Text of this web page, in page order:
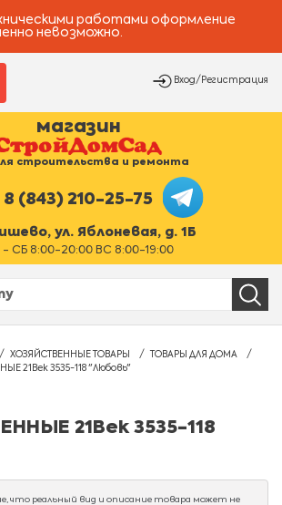
работами оформление
невозможно.
Вход/Регистрация
магазин
строительства и ремонта
8 (843) 210-25-75
ул. Яблоневая, д. 1Б
- СБ 8:00-20:00 ВС 8:00-19:00
ХОЗЯЙСТВЕННЫЕ ТОВАРЫ
ТОВАРЫ ДЛЯ ДОМА
21Век 3535-118 "Любовь"
21Век 3535-118
что реальный вид и описание товара может не